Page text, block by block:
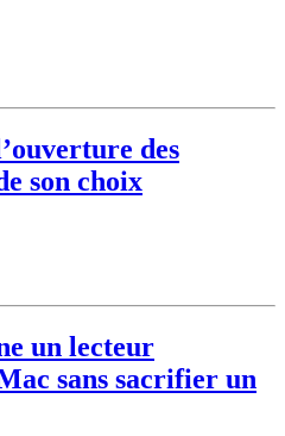
des
son choix
un lecteur
sans sacrifier un